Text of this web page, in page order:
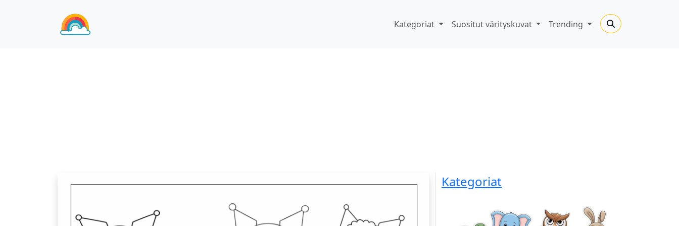
Kategoriat Suositut värityskuvat Trending
Kategoriat